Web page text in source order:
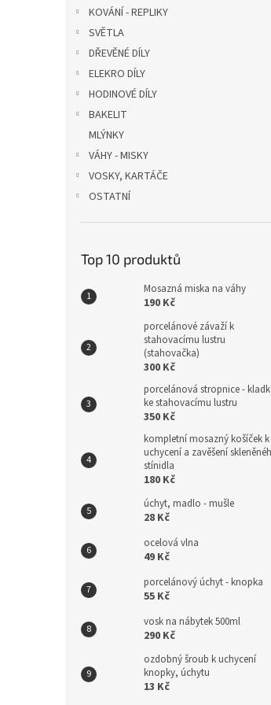
KOVÁNÍ - REPLIKY
SVĚTLA
DŘEVĚNÉ DÍLY
ELEKRO DÍLY
HODINOVÉ DÍLY
BAKELIT
MLÝNKY
VÁHY - MISKY
VOSKY, KARTÁČE
OSTATNÍ
Top 10 produktů
Mosazná miska na váhy
190 Kč
porcelánové závaží k
stahovacímu lustru
(stahovačka)
300 Kč
porcelánová stropnice -
ke stahovacímu lustru
350 Kč
kompletní mosazný košíček k
uchycení a zavěšení
stínidla
180 Kč
úchyt, madlo - mušle
28 Kč
ocelová vlna
49 Kč
porcelánový úchyt - knopka
55 Kč
vosk na nábytek 500ml
290 Kč
ozdobný šroub k uchycení
knopky, úchytu
13 Kč